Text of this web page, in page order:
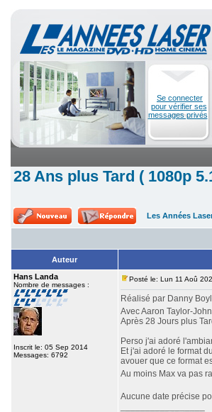
Se connecter
pour vérifier ses
messages privés
28 Ans plus Tard ( 1080p
Les Années
Auteur
Hans Landa
Nombre de messages :
Inscrit le: 05 Sep 2014
Messages: 6792
Posté le: Lun 11 Aoû
Réalisé par Danny
Avec Aaron Taylor-
Après 28 Jours plus
Perso j'ai adoré
Et j'ai adoré le format
avouer que ce format
Au moins Max va pas
Aucune date précise